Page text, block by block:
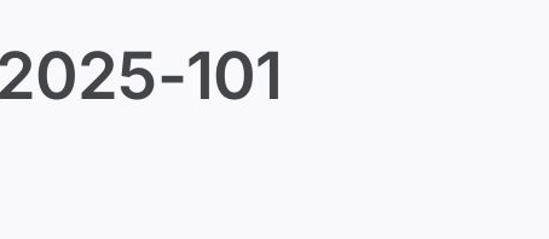
101